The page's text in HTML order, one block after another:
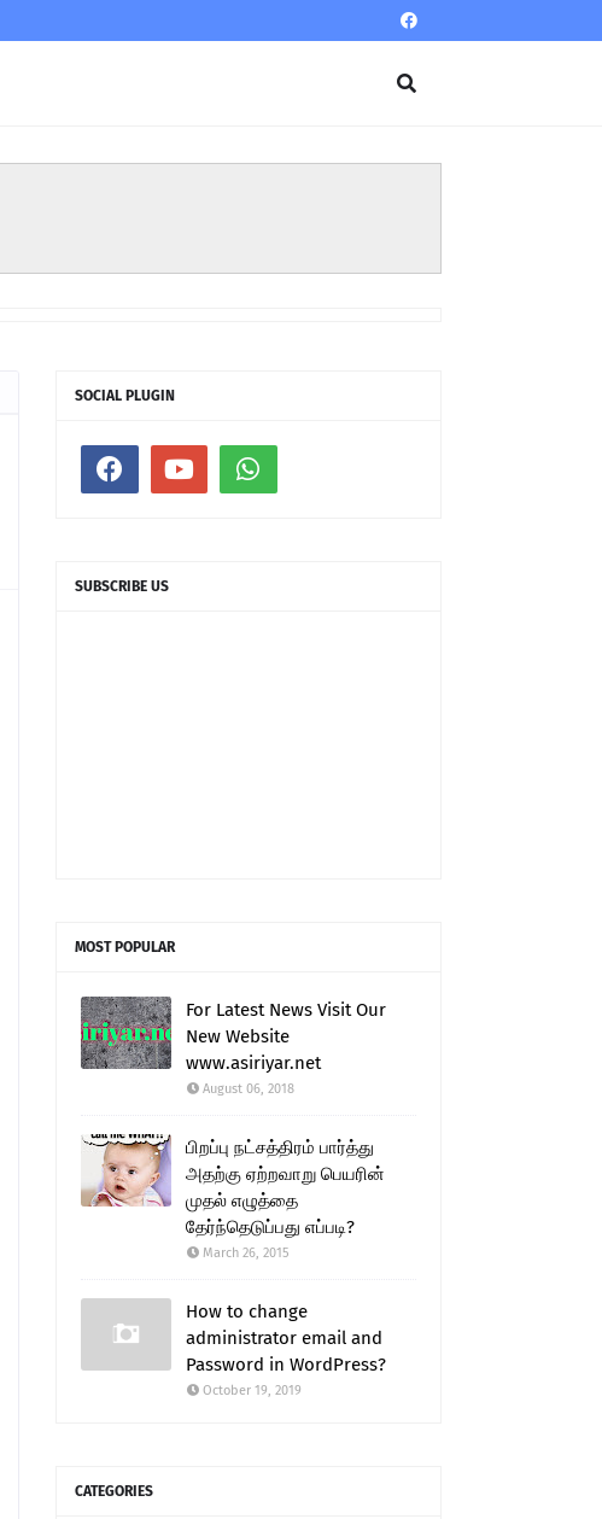
SOCIAL PLUGIN
SUBSCRIBE US
MOST POPULAR
For Latest News Visit Our
New Website
www.asiriyar.net
August 06, 2018
பிறப்பு நட்சத்திரம் பார்த்து
அதற்கு ஏற்றவாறு பெயரின்
முதல் எழுத்தை
தேர்ந்தெடுப்பது எப்படி?
March 26, 2015
How to change
administrator email and
Password in WordPress?
October 19, 2019
CATEGORIES